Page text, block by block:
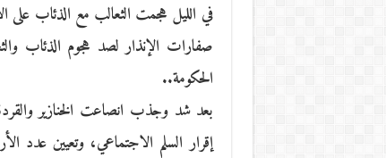
في الليل هجمت الثعالب مع الذئاب على
صفارات الإنذار لصد هجوم الذئاب
الحكومة..
بعد شد وجذب انصاعت الخنازير
إقرار السلم الاجتماعي، وتعيين عدد